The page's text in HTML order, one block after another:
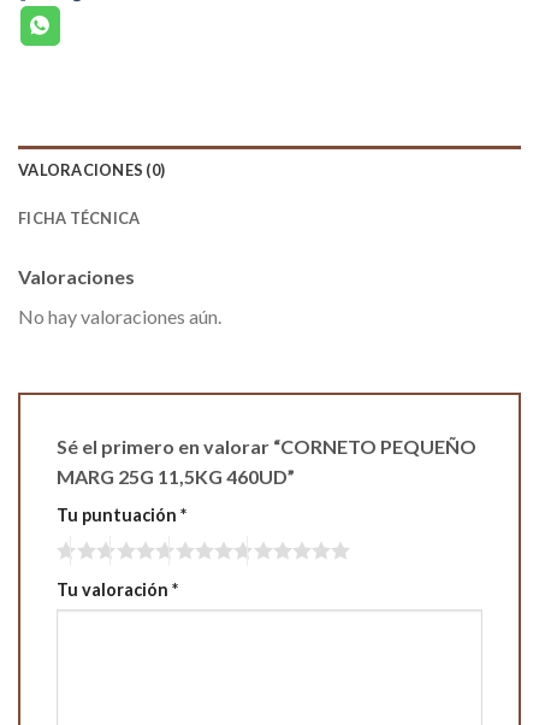
VALORACIONES (0)
FICHA TÉCNICA
Valoraciones
No hay valoraciones aún.
Sé el primero en valorar “CORNETO PEQUEÑO
MARG 25G 11,5KG 460UD”
Tu puntuación *
Tu valoración *